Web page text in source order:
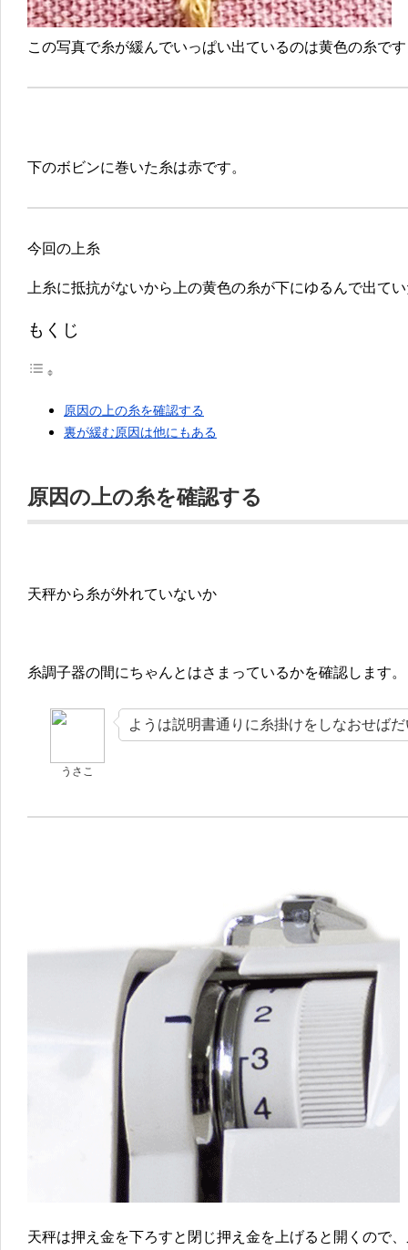
この写真で糸が緩んでいっぱい出ているのは黄色の糸で
下のボビンに巻いた糸は赤です。
今回の上糸
上糸に抵抗がないから上の黄色の糸が下にゆるんで出て
もくじ
原因の上の糸を確認する
裏が緩む原因は他にもある
原因の上の糸を確認する
天秤から糸が外れていないか
糸調子器の間にちゃんとはさまっているかを確認します。
うさこ
ようは説明書通りに糸掛けをしなおせば
天秤は押え金を下ろすと閉じ押え金を上げると開くので